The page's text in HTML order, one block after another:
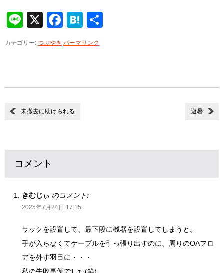
Line
X Facebook
Hatena
カテゴリー: つぶやき パーマリンク
未撤去に助けられる 避暑
コメント
きむじぃ のコメント:
2025年7月24日 17:15
ラックを設置して、最下段に機器を設置してしまうと。
手が入らなくてケーブルを引っ張り出すのに、周りのOAフロ
アを外す羽目に・・・
私の失敗事例でした(笑)